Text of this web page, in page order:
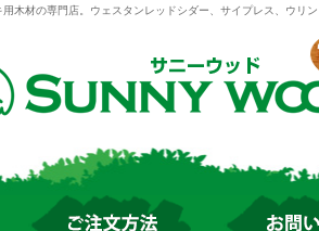
用木材の専門店。ウェスタンレッドシダー、サイプレス、ウリ